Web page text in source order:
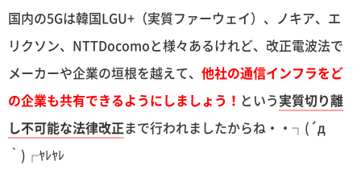
国内の5Gは韓国LGU+（実質ファーウェイ）、ノキア、エ
リクソン、NTTDocomoと様々あるけれど、改正電波法で
メーカーや企業の垣根を越えて、 他社の通信インフラをど
の企業も共有できるようにしましょう！ という実質切り離
し不可能な法律改正まで行われましたからね・・┐(´д
｀)┌ﾔﾚﾔﾚ